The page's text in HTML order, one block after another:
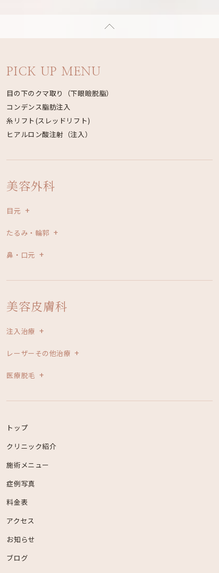
PICK UP MENU
目の下のクマ取り（下眼瞼脱脂）
コンデンス脂肪注入
糸リフト(スレッドリフト)
ヒアルロン酸注射（注入）
美容外科
目元
たるみ・輪郭
鼻・口元
美容皮膚科
注入治療
レーザーその他治療
医療脱毛
トップ
クリニック紹介
施術メニュー
症例写真
料金表
アクセス
お知らせ
ブログ